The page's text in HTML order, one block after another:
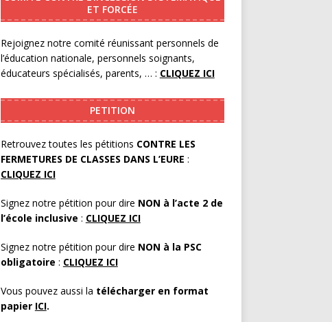
ET FORCÉE
Rejoignez notre comité réunissant personnels de
l’éducation nationale, personnels soignants,
éducateurs spécialisés, parents, … : CLIQUEZ ICI
PETITION
Retrouvez toutes les pétitions CONTRE LES
FERMETURES DE CLASSES DANS L’EURE :
CLIQUEZ ICI
Signez notre pétition pour dire NON à l’acte 2 de
l’école inclusive : CLIQUEZ ICI
Signez notre pétition pour dire NON à la PSC
obligatoire : CLIQUEZ ICI
Vous pouvez aussi la télécharger en format
papier ICI.